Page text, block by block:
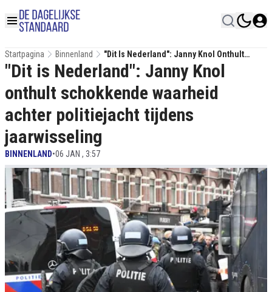
Startpagina Binnenland
"Dit Is Nederland": Janny Knol Onthult
Schokkende Waarheid Achter Politiejacht
Tijdens Jaarwisseling
"Dit is Nederland": Janny Knol
onthult schokkende waarheid
achter politiejacht tijdens
jaarwisseling
BINNENLAND•06 JAN , 3:57